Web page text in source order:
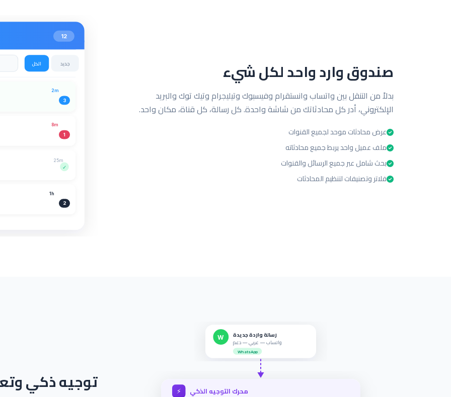
صندوق وارد واحد لكل شيء
بدلاً من التنقل بين واتساب وانستقرام وفيسبوك وتيليجرام وتيك توك والبريد
الإلكتروني، أدر كل محادثاتك من شاشة واحدة. كل رسالة، كل قناة، مكان واحد.
عرض محادثات موحد لجميع القنوات
ملف عميل واحد يربط جميع محادثاته
بحث شامل عبر جميع الرسائل والقنوات
فلاتر وتصنيفات لتنظيم المحادثات
12
الكل جديد
2m
3
8m
1
25m
✓
1h
2
توجيه ذكي
W رسالة واردة جديدة
واتساب — عربي — دعم
WhatsApp
⚡ محرك التوجيه الذكي